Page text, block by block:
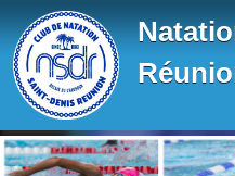
Panneau de gestion des